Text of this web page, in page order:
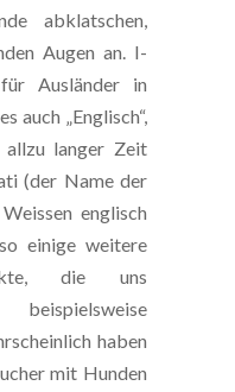
abklatschen,
Augen an. I-
Ausländer in
auch „Englisch“,
langer Zeit
(der Name der
englisch
einige weitere
die uns
haben
mit Hunden